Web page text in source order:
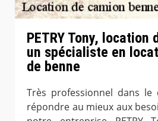
PETRY Tony, location
un spécialiste en
de benne
Très professionnel dans
répondre au mieux aux